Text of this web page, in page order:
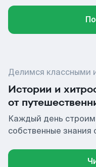
Делимся классными
Истории и
от
Каждый день
собственные знания